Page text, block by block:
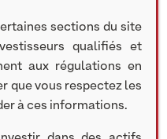
sections du site
qualifiés et
aux régulations en
que vous respectez les
à ces informations.